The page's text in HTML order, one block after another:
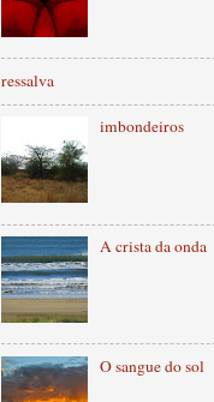
ressalva
imbondeiros
A crista da onda
O sangue do sol